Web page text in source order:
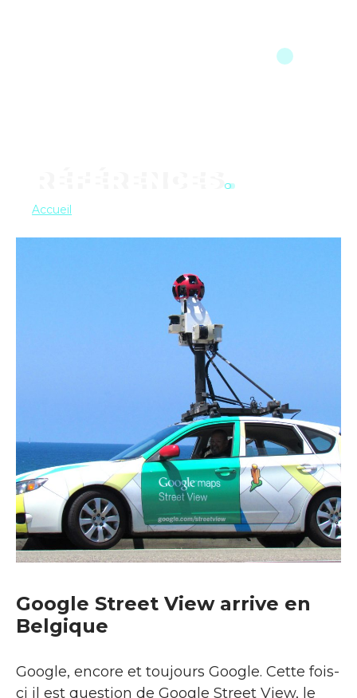
MENU
Accueil
Google Street View arrive en
Belgique
Google, encore et toujours Google. Cette fois-
ci il est question de Google Street View, le